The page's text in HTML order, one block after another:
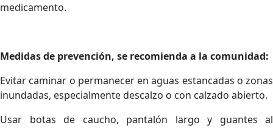
medicamento.
Medidas de prevención, se recomienda a la comunidad:
Evitar caminar o permanecer en aguas estancadas o zonas
inundadas, especialmente descalzo o con calzado abierto.
Usar botas de caucho, pantalón largo y guantes al